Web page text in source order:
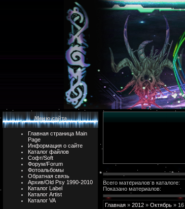
Меню сайта
Главная страница Main
Page
Информация о сайте
Каталог файлов
Софт/Soft
Форум/Forum
Фотоальбомы
Обратная связь
Архив/Old Psy 1990-2010
Каталог Label
Каталог Artist
Каталог VA
Всего материалов в каталоге:
Показано материалов:
Главная » 2012 » Октябрь » 16